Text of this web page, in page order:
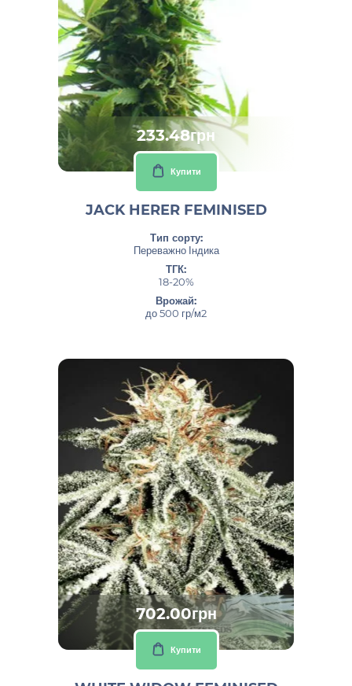
233.48грн
Купити
JACK HERER FEMINISED
Тип сорту:
Переважно Індика
ТГК:
18-20%
Врожай:
до 500 гр/м2
702.00грн
Купити